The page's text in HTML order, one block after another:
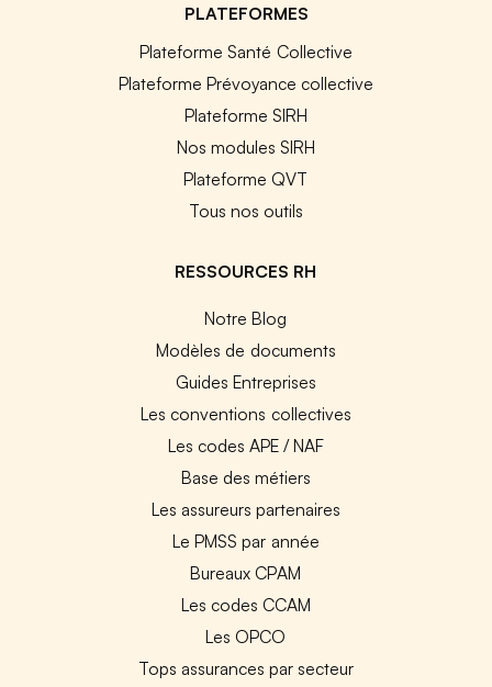
PLATEFORMES
Plateforme Santé Collective
Plateforme Prévoyance collective
Plateforme SIRH
Nos modules SIRH
Plateforme QVT
Tous nos outils
RESSOURCES RH
Notre Blog
Modèles de documents
Guides Entreprises
Les conventions collectives
Les codes APE / NAF
Base des métiers
Les assureurs partenaires
Le PMSS par année
Bureaux CPAM
Les codes CCAM
Les OPCO
Tops assurances par secteur